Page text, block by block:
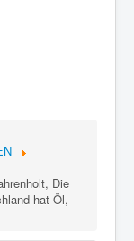
Die
hat Öl,